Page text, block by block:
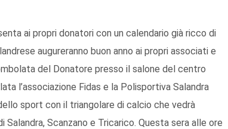
ai propri donatori con un calendario già ricco di
augureranno buon anno ai propri associati e
del Donatore presso il salone del centro
l’associazione Fidas e la Polisportiva Salandra
sport con il triangolare di calcio che vedrà
Scanzano e Tricarico. Questa sera alle ore